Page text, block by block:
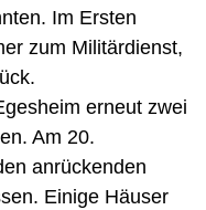
Im Ersten
zum Militärdienst,
erneut zwei
Am 20.
anrückenden
Einige Häuser